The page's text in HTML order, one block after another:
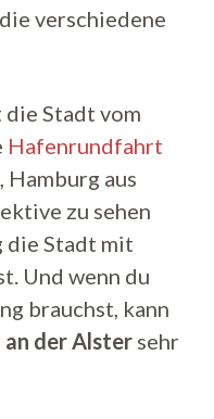
verschiedene
Stadt vom
Hafenrundfahrt
aus
zu sehen
die Stadt mit
Und wenn du
brauchst, kann
an der Alster sehr